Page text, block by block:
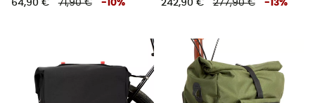
64,90 € 71,90 € -10% 242,90 € 277,90 € -13%